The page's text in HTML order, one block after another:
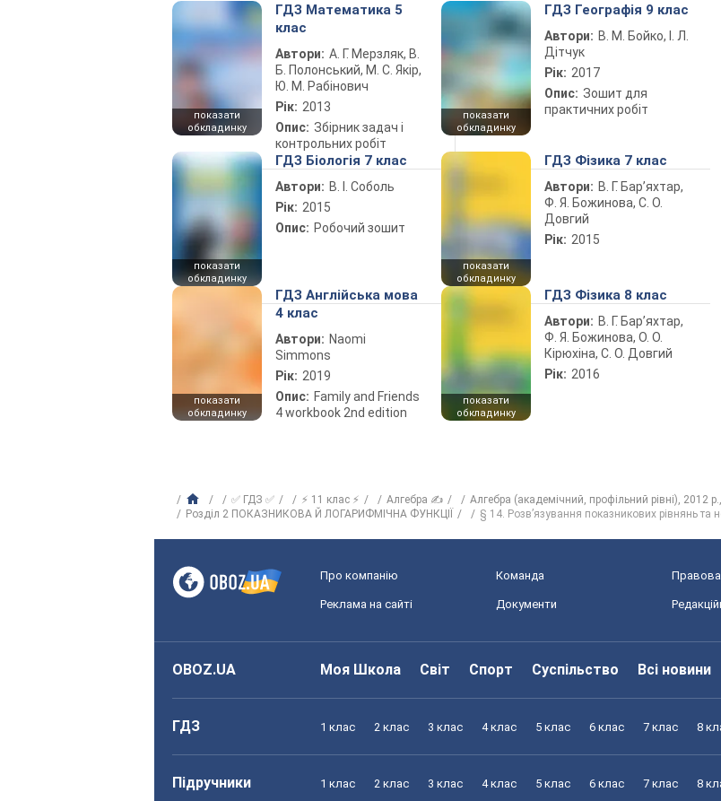
показати
обкладинку
ГДЗ Математика 5
клас
Автори: А. Г. Мерзляк, В.
Б. Полонський, М. С. Якір,
Ю. М. Рабінович
Рік: 2013
Опис: Збірник задач і
контрольних робіт
показати
обкладинку
ГДЗ Географія 9 клас
Автори: В. М. Бойко, І. Л.
Дітчук
Рік: 2017
Опис: Зошит для
практичних робіт
показати
обкладинку
ГДЗ Біологія 7 клас
Автори: В. І. Соболь
Рік: 2015
Опис: Робочий зошит
показати
обкладинку
ГДЗ Фізика 7 клас
Автори: В. Г. Бар’яхтар,
Ф. Я. Божинова, С. О.
Довгий
Рік: 2015
показати
обкладинку
ГДЗ Англійська мова
4 клас
Автори: Naomi
Simmons
Рік: 2019
Опис: Family and Friends
4 workbook 2nd edition
показати
обкладинку
ГДЗ Фізика 8 клас
Автори: В. Г. Бар’яхтар,
Ф. Я. Божинова, О. О.
Кірюхіна, С. О. Довгий
Рік: 2016
✅ ГДЗ ✅ ⚡ 11 клас ⚡ Алгебра ✍
Алгебра (академічний, профільний рівні), 2012
Розділ 2 ПОКАЗНИКОВА Й ЛОГАРИФМІЧНА ФУНКЦІЇ
§ 14. Розв’язування показникових рівнянь та
Про компанію Команда Правова
Реклама на сайті Документи
OBOZ.UA Моя Школа Світ Спорт Суспільство Всі новини
ГДЗ 1 клас 2 клас 3 клас 4 клас 5 клас 6 клас 7 клас 8
Підручники 1 клас 2 клас 3 клас 4 клас 5 клас 6 клас 7 клас 8